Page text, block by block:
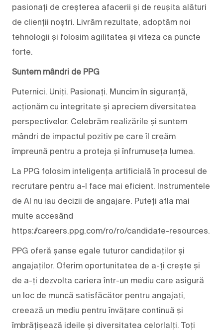
pasionați de creșterea afacerii și de reușita alături
de clienții noștri. Livrăm rezultate, adoptăm noi
tehnologii și folosim agilitatea și viteza ca puncte
forte.
Suntem mândri de PPG
Puternici. Uniți. Pasionați. Muncim în siguranță,
acționăm cu integritate și apreciem diversitatea
perspectivelor. Celebrăm realizările și suntem
mândri de impactul pozitiv pe care îl creăm
împreună pentru a proteja și înfrumuseța lumea.
La PPG folosim inteligența artificială în procesul de
recrutare pentru a-l face mai eficient. Instrumentele
de AI nu iau decizii de angajare. Puteți afla mai
multe accesând
https://careers.ppg.com/ro/ro/candidate-resources.
PPG oferă șanse egale tuturor candidaților și
angajaților. Oferim oportunitatea de a-ți crește și
de a-ți dezvolta cariera într-un mediu care asigură
un loc de muncă satisfăcător pentru angajați,
creează un mediu pentru învățare continuă și
îmbrățișează ideile și diversitatea celorlalți. Toți